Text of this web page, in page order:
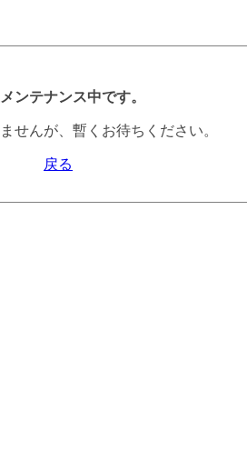
ンテナンス中です。
せんが、暫くお待ちください。
戻る